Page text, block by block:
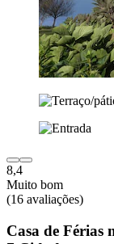
8,4
Muito bom
(16 avaliações)
Casa de Férias